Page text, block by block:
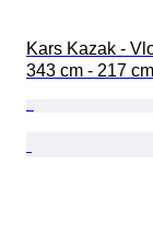
Kars Kazak -
343 cm - 217 cm